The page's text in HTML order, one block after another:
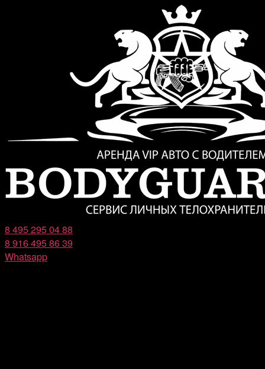
8 495 295 04 88
8 916 495 86 39
Whatsapp